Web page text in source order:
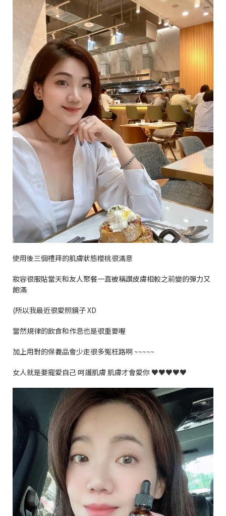
使用後三個禮拜的肌膚狀態櫻桃很滿意
妝容很服貼當天和友人聚餐一直被稱讚皮膚相較之前變的彈力又
飽滿
(所以我最近很愛照鏡子XD
當然規律的飲食和作息也是很重要喔
加上用對的保養品會少走很多冤枉路啊~~~~~
女人就是要寵愛自己呵護肌膚 肌膚才會愛你 ♥♥♥♥♥